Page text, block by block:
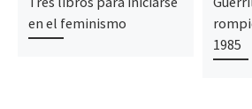
en el feminismo
1985